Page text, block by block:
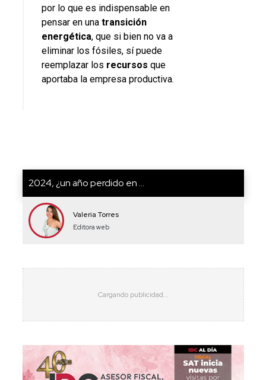
por lo que es indispensable en
pensar en una transición
energética, que si bien no va a
eliminar los fósiles, sí puede
reemplazar los recursos que
aportaba la empresa productiva.
2024, ¿un año perdido en ...
Valeria Torres
Editora web